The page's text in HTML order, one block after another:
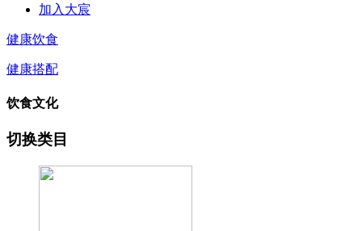
加入大宸
健康饮食
健康搭配
饮食文化
切换类目